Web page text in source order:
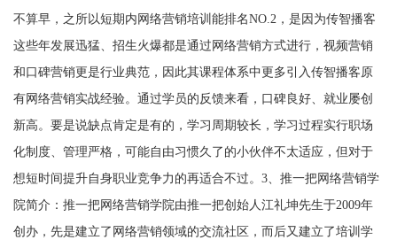
不算早，之所以短期内网络营销培训能排名NO.2，是因为传智播客
这些年发展迅猛、招生火爆都是通过网络营销方式进行，视频营销
和口碑营销更是行业典范，因此其课程体系中更多引入传智播客原
有网络营销实战经验。通过学员的反馈来看，口碑良好、就业屡创
新高。要是说缺点肯定是有的，学习周期较长，学习过程实行职场
化制度、管理严格，可能自由习惯久了的小伙伴不太适应，但对于
想短时间提升自身职业竞争力的再适合不过。3、推一把网络营销学
院简介：推一把网络营销学院由推一把创始人江礼坤先生于2009年
创办，先是建立了网络营销领域的交流社区，而后又建立了培训学